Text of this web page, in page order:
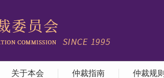
关于本会 仲裁指南 仲裁规则